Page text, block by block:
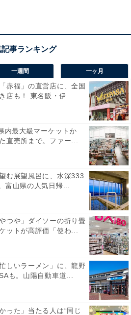
しいため。また、ドライブし
景スポットとして人気が高い
福井県）
選に選ばれた、琵琶湖沿い約
木で、湖と桜のスケール感は
一週間 一ヶ月
赤福」の直営店に、全国
店も！ 東名阪・伊...
内最大級マーケットか
直売所まで。ファー...
む展望風呂に、水深333
富山県の人気日帰...
つや」ダイソーの折り畳
ットが高評価「使わ...
しいラーメン」に、龍野
も。山陽自動車道...
った」当たる人は“同じ